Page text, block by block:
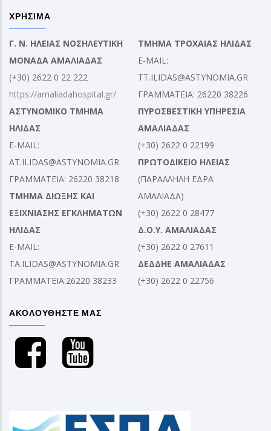
ΧΡΗΣΙΜΑ
Γ. Ν. ΗΛΕΙΑΣ ΝΟΣΗΛΕΥΤΙΚΗ
ΜΟΝΑΔΑ ΑΜΑΛΙΑΔΑΣ
(+30) 2622 0 22 222
https://amaliadahospital.gr/
ΑΣΤΥΝΟΜΙΚΟ ΤΜΗΜΑ
ΗΛΙΔΑΣ
E-MAIL:
AT.ILIDAS@ASTYNOMIA.GR
ΓΡΑΜΜΑΤΕΙΑ: 26220 38218
ΤΜΗΜΑ ΔΙΩΞΗΣ ΚΑΙ
ΕΞΙΧΝΙΑΣΗΣ ΕΓΚΛΗΜΑΤΩΝ
ΗΛΙΔΑΣ
E-MAIL:
TA.ILIDAS@ASTYNOMIA.GR
ΓΡΑΜΜΑΤΕΙΑ:26220 38233
ΤΜΗΜΑ ΤΡΟΧΑΙΑΣ ΗΛΙΔΑΣ
E-MAIL:
TT.ILIDAS@ASTYNOMIA.GR
ΓΡΑΜΜΑΤΕΙΑ: 26220 38226
ΠΥΡΟΣΒΕΣΤΙΚΗ ΥΠΗΡΕΣΙΑ
ΑΜΑΛΙΑΔΑΣ
(+30) 2622 0 22199
ΠΡΩΤΟΔΙΚΕΙΟ ΗΛΕΙΑΣ
(ΠΑΡΑΛΛΗΛΗ ΕΔΡΑ
ΑΜΑΛΙΑΔΑ)
(+30) 2622 0 28477
Δ.Ο.Υ. ΑΜΑΛΙΑΔΑΣ
(+30) 2622 0 27611
ΔΕΔΔΗΕ ΑΜΑΛΙΑΔΑΣ
(+30) 2622 0 22756
ΑΚΟΛΟΥΘΗΣΤΕ ΜΑΣ